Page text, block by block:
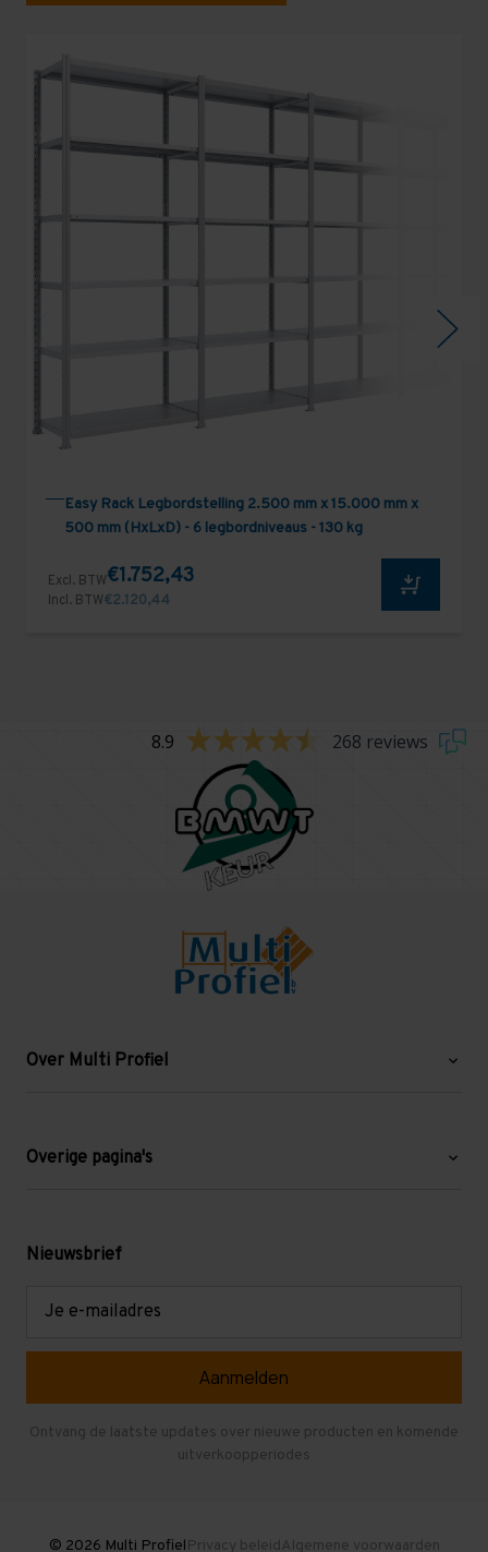
Easy Rack Legbordstelling 2.500 mm x 15.000 mm x
500 mm (HxLxD) - 6 legbordniveaus - 130 kg
Excl. BTW€1.752,43
Incl. BTW€2.120,44
8.9 268 reviews
Over Multi Profiel
Blog
Levering en afhalen
Overige pagina's
Mezzanine
Verdiepingsvloeren
Gebruikte entresolvloeren
Nieuwsbrief
Ontvang de laatste updates over nieuwe producten en komende
uitverkoopperiodes
© 2026 Multi ProfielPrivacy beleidAlgemene voorwaarden